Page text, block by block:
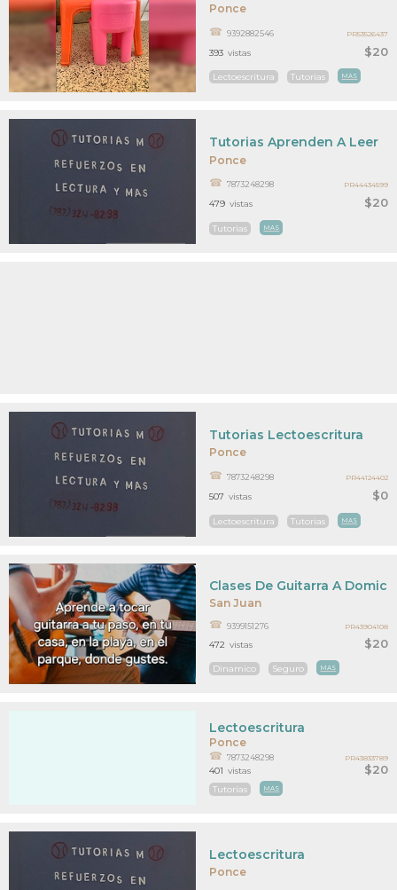
Ponce
$20
9392882546
Lectoescritura Tutorias MAS
393 vistas
PR53526437
Ponce
$20
Tutorias Aprenden A Leer
7873248298
Tutorias MAS
479 vistas
PR44434599
Ponce
$0
Tutorias Lectoescritura
7873248298
Lectoescritura Tutorias MAS
507 vistas
PR44124402
San Juan
$20
Clases De Guitarra A
9399151276
Dinamico Seguro MAS
472 vistas
PR43904108
Ponce
$20
Lectoescritura
7873248298
Tutorias MAS
401 vistas
PR43833789
Ponce
Lectoescritura